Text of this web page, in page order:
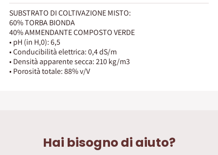
SUBSTRATO DI COLTIVAZIONE MISTO:
60% TORBA BIONDA
40% AMMENDANTE COMPOSTO VERDE
• pH (in H,0): 6,5
• Conducibilità elettrica: 0,4 dS/m
• Densità apparente secca: 210 kg/m3
• Porosità totale: 88% v/V
Hai bisogno di aiuto?